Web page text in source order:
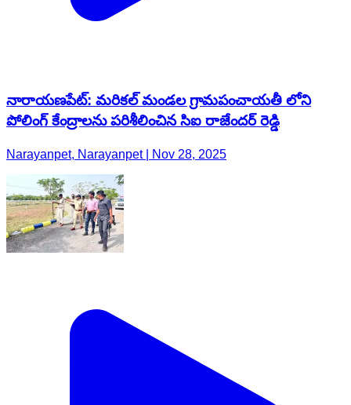
నారాయణపేట్: మరికల్ మండల గ్రామపంచాయతీ లోని
పోలింగ్ కేంద్రాలను పరిశీలించిన సిఐ రాజేందర్ రెడ్డి
Narayanpet, Narayanpet | Nov 28, 2025